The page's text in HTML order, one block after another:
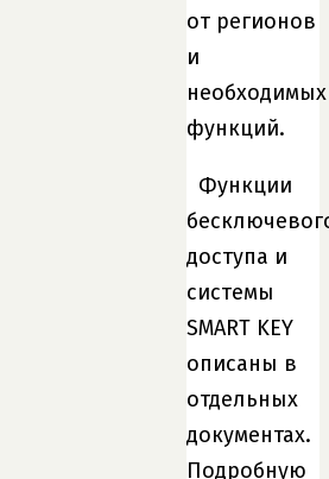
от регионов
и
необходимых
функций.
Функции
доступа и
системы
SMART KEY
описаны в
отдельных
документах.
Подробную